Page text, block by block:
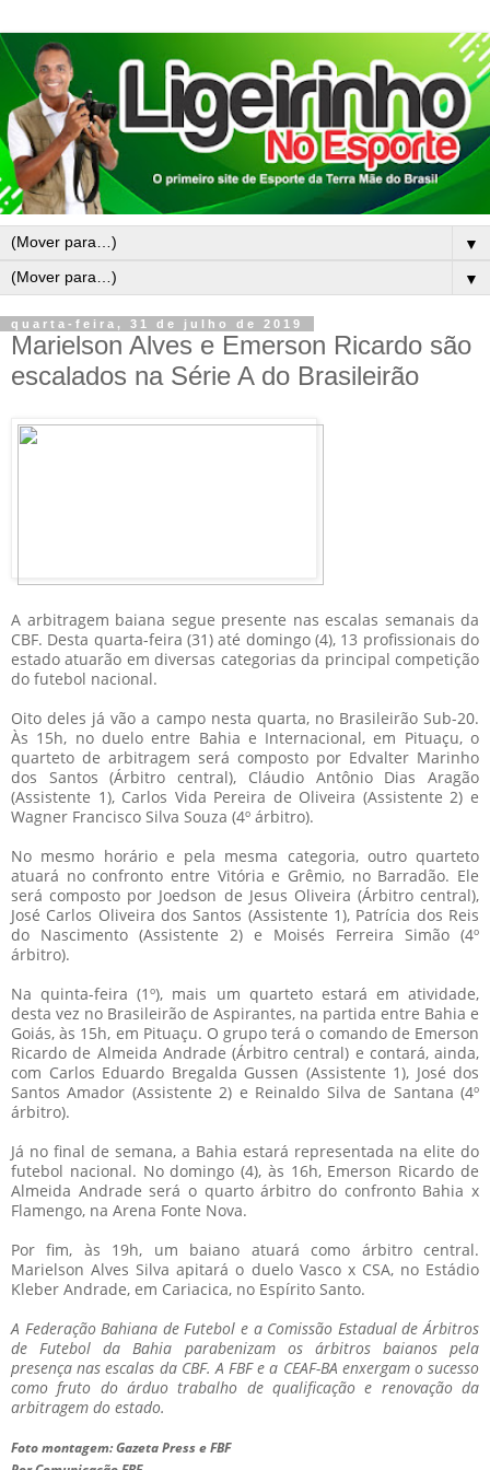
▼
▼
quarta-feira, 31 de julho de 2019
Marielson Alves e Emerson Ricardo são
escalados na Série A do Brasileirão
A arbitragem baiana segue presente nas escalas semanais da
CBF. Desta quarta-feira (31) até domingo (4), 13 profissionais do
estado atuarão em diversas categorias da principal competição
do futebol nacional.
Oito deles já vão a campo nesta quarta, no Brasileirão Sub-20.
Às 15h, no duelo entre Bahia e Internacional, em Pituaçu, o
quarteto de arbitragem será composto por Edvalter Marinho
dos Santos (Árbitro central), Cláudio Antônio Dias Aragão
(Assistente 1), Carlos Vida Pereira de Oliveira (Assistente 2) e
Wagner Francisco Silva Souza (4º árbitro).
No mesmo horário e pela mesma categoria, outro quarteto
atuará no confronto entre Vitória e Grêmio, no Barradão. Ele
será composto por Joedson de Jesus Oliveira (Árbitro central),
José Carlos Oliveira dos Santos (Assistente 1), Patrícia dos Reis
do Nascimento (Assistente 2) e Moisés Ferreira Simão (4º
árbitro).
Na quinta-feira (1º), mais um quarteto estará em atividade,
desta vez no Brasileirão de Aspirantes, na partida entre Bahia e
Goiás, às 15h, em Pituaçu. O grupo terá o comando de Emerson
Ricardo de Almeida Andrade (Árbitro central) e contará, ainda,
com Carlos Eduardo Bregalda Gussen (Assistente 1), José dos
Santos Amador (Assistente 2) e Reinaldo Silva de Santana (4º
árbitro).
Já no final de semana, a Bahia estará representada na elite do
futebol nacional. No domingo (4), às 16h, Emerson Ricardo de
Almeida Andrade será o quarto árbitro do confronto Bahia x
Flamengo, na Arena Fonte Nova.
Por fim, às 19h, um baiano atuará como árbitro central.
Marielson Alves Silva apitará o duelo Vasco x CSA, no Estádio
Kleber Andrade, em Cariacica, no Espírito Santo.
A Federação Bahiana de Futebol e a Comissão Estadual de Árbitros
de Futebol da Bahia parabenizam os árbitros baianos pela
presença nas escalas da CBF. A FBF e a CEAF-BA enxergam o sucesso
como fruto do árduo trabalho de qualificação e renovação da
arbitragem do estado.
Foto montagem: Gazeta Press e FBF